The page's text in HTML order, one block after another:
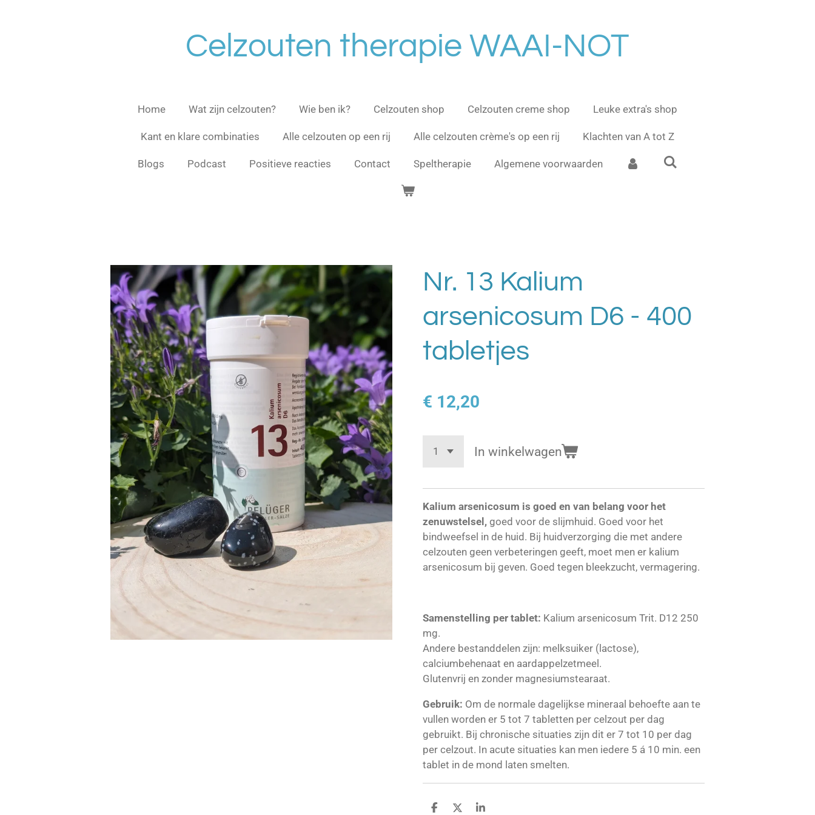
Celzouten therapie WAAI-NOT
Home Wat zijn celzouten? Wie ben ik? Celzouten shop Celzouten creme shop Leuke extra's shop
Kant en klare combinaties Alle celzouten op een rij Alle celzouten crème's op een rij Klachten van A tot Z
Blogs Podcast Positieve reacties Contact Speltherapie Algemene voorwaarden
Nr. 13 Kalium
arsenicosum D6 - 400
tabletjes
€ 12,20
In winkelwagen
Kalium arsenicosum is goed en van belang voor het
zenuwstelsel, goed voor de slijmhuid. Goed voor het
bindweefsel in de huid. Bij huidverzorging die met andere
celzouten geen verbeteringen geeft, moet men er kalium
arsenicosum bij geven. Goed tegen bleekzucht, vermagering.
Samenstelling per tablet: Kalium arsenicosum Trit. D12 250
mg.
Andere bestanddelen zijn: melksuiker (lactose),
calciumbehenaat en aardappelzetmeel.
Glutenvrij en zonder magnesiumstearaat.
Gebruik: Om de normale dagelijkse mineraal behoefte aan te
vullen worden er 5 tot 7 tabletten per celzout per dag
gebruikt. Bij chronische situaties zijn dit er 7 tot 10 per dag
per celzout. In acute situaties kan men iedere 5 á 10 min. een
tablet in de mond laten smelten.
D
D
S